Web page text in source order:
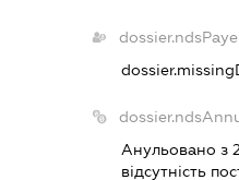
Анульовано з
вiдсутнiсть